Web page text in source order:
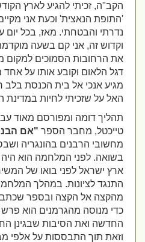
הקב"ה, זכיתי להגיע לארץ
'התופת הנאצית' וכעת אני
נדרתי והבטחתי. מאז, בכל יום
וקדוש זה, אני קם בשעה
את הרחובות הסמוכים למקום
דגל הלאום וקובע אותו על אחד
מגיע אנכי אל בית הכנסת בלב
האל על שזכיתי לחיות במדינת
תהליך דומה ומפורסם מאוד
טייכטל, מחבר הספר"אם
מחשובי הרבנים בהונגריה
בשואה. לפני המלחמה הוא היה
ארץ ישראל לפני בואו של המשיח,
התנגד לציונות. במהלך המלחמה
מהקצה אל הקצה ובספר שכתב
כדי מנוסה מהגרמנים הוא פרש
החדשה ואת הסיבות שבגינן
וזאת תוך התבססות על אלפי